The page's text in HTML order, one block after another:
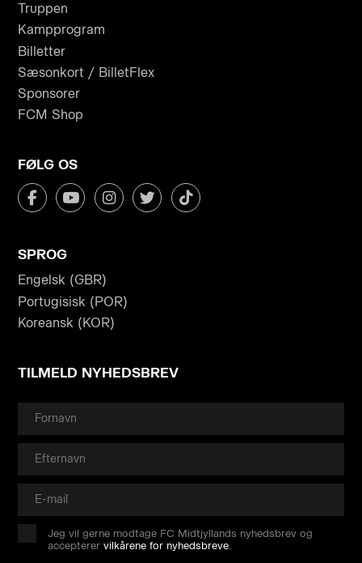
Truppen
Kampprogram
Billetter
Sæsonkort / BilletFlex
Sponsorer
FCM Shop
FØLG OS
SPROG
Engelsk (GBR)
Portugisisk (POR)
Koreansk (KOR)
TILMELD NYHEDSBREV
Jeg vil gerne modtage FC Midtjyllands nyhedsbrev og
accepterervilkårene for nyhedsbreve.